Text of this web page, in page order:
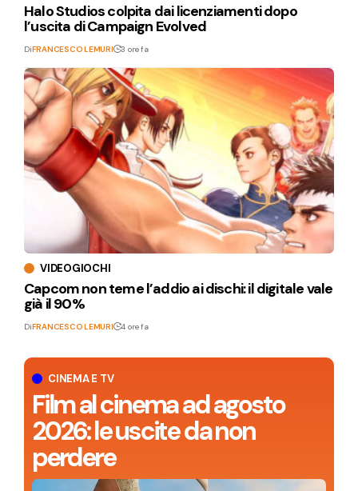
CINEMA E TV
Film al cinema ad agosto
2026: le uscite da non
perdere
Halo Studios colpita dai licenziamenti dopo
l’uscita di Campaign Evolved
DiFRANCESCO LEMURI 3 ore fa
VIDEOGIOCHI
Capcom non teme l’addio ai dischi: il digitale vale
già il 90%
DiFRANCESCO LEMURI 4 ore fa